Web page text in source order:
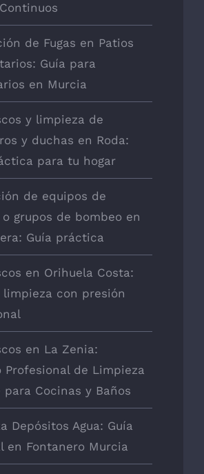
de Fugas en Patios
Guía para
en Murcia
y limpieza de
y duchas en Roda:
para tu hogar
de equipos de
grupos de bombeo en
Guía práctica
en Orihuela Costa:
limpieza con presión
en La Zenia:
Profesional de Limpieza
para Cocinas y Baños
Depósitos Agua: Guía
en Fontanero Murcia